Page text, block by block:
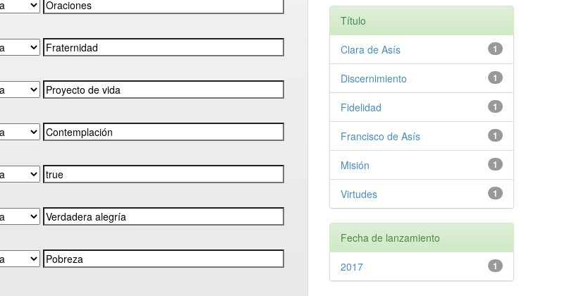
Título
1
Clara de Asís
1
Discernimiento
1
Fidelidad
1
Francisco de Asís
1
Misión
1
Virtudes
Fecha de lanzamiento
1
2017